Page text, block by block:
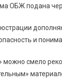
ОБЖ подана
и
можно смело